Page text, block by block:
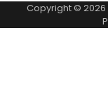
Copyright © 2026